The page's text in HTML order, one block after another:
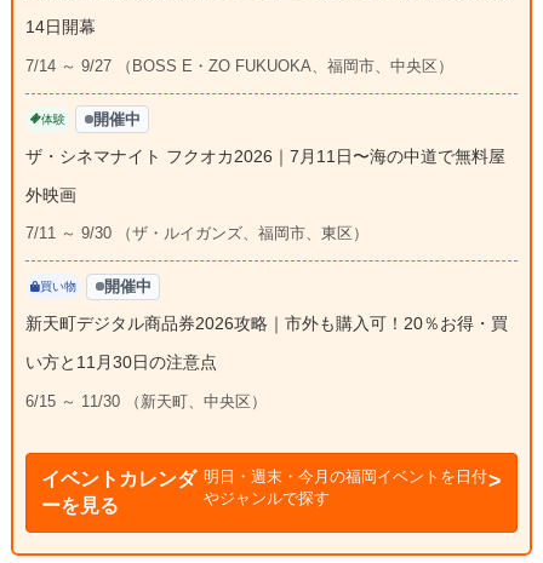
14日開幕
7/14 ～ 9/27 （BOSS E・ZO FUKUOKA、福岡市、中央区）
体験 開催中
ザ・シネマナイト フクオカ2026｜7月11日〜海の中道で無料屋
外映画
7/11 ～ 9/30 （ザ・ルイガンズ、福岡市、東区）
買い物 開催中
新天町デジタル商品券2026攻略｜市外も購入可！20％お得・買
い方と11月30日の注意点
6/15 ～ 11/30 （新天町、中央区）
イベントカレンダ
ーを見る
明日・週末・今月の福岡イベントを日付
やジャンルで探す